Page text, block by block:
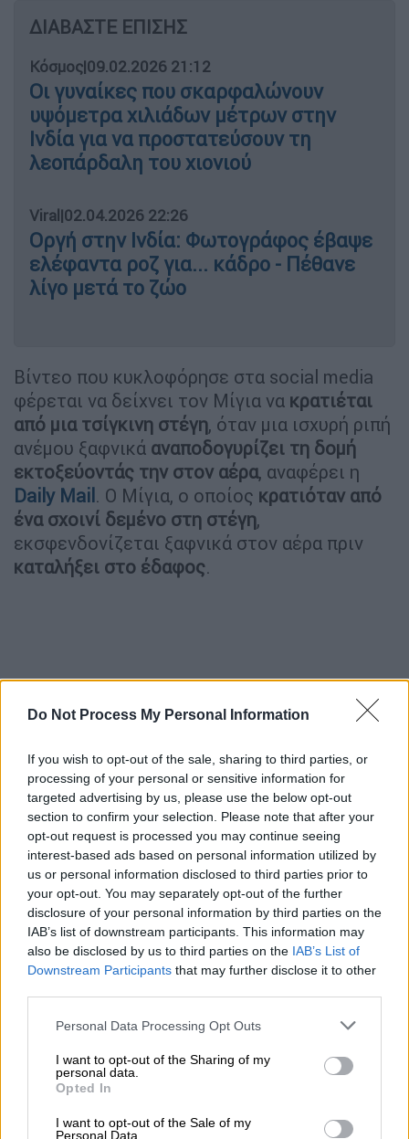
Do Not Process My Personal Information
If you wish to opt-out of the sale, sharing to third parties, or
processing of your personal or sensitive information for
targeted advertising by us, please use the below opt-out
section to confirm your selection. Please note that after your
opt-out request is processed you may continue seeing
interest-based ads based on personal information utilized by
us or personal information disclosed to third parties prior to
your opt-out. You may separately opt-out of the further
disclosure of your personal information by third parties on the
IAB’s list of downstream participants. This information may
also be disclosed by us to third parties on the IAB’s List of
Downstream Participants that may further disclose it to other
Please note that this website/app uses one or more Google
not limited to your visit or usage behaviour. You may click to
grant or deny consent to Google and its third-party tags to
use your data for below specified purposes in below Google
consent section.
Personal Data Processing Opt Outs
I want to opt-out of the Sharing of my
personal data.
Opted In
I want to opt-out of the Sale of my
Personal Data.
ΔΙΑΒΑΣΤΕ ΕΠΙΣΗΣ
Κόσμος|09.02.2026 21:12
Οι γυναίκες που σκαρφαλώνουν
υψόμετρα χιλιάδων μέτρων στην
Ινδία για να προστατεύσουν τη
λεοπάρδαλη του χιονιού
Viral |02.04.2026 22:26
Οργή στην Ινδία: Φωτογράφος έβαψε
ελέφαντα ροζ για... κάδρο - Πέθανε
λίγο μετά το ζώο
Βίντεο που κυκλοφόρησε στα social media
φέρεται να δείχνει τον Μίγια να κρατιέται
από μια τσίγκινη στέγη, όταν μια ισχυρή ριπή
ανέμου ξαφνικά αναποδογυρίζει τη δομή
εκτοξεύοντάς την στον αέρα, αναφέρει η
Daily Mail . Ο Μίγια, ο οποίος κρατιόταν από
ένα σχοινί δεμένο στη στέγη,
εκσφενδονίζεται ξαφνικά στον αέρα πριν
καταλήξει στο έδαφος.